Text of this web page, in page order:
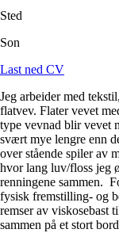
Sted
Son
Last ned CV
Jeg arbeider med
flatvev. Flater vevet
type vevnad blir vevet
svært mye lengre enn
over stående spiler av
hvor lang luv/floss jeg
renningene sammen.
fysisk fremstilling- og
remser av viskosebast
sammen på et stort